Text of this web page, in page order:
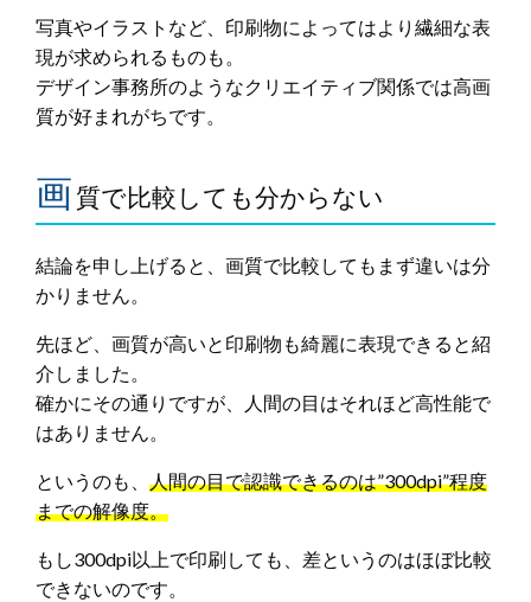
写真やイラストなど、印刷物によってはより繊細な表
現が求められるものも。
デザイン事務所のようなクリエイティブ関係では高画
質が好まれがちです。
画 質で比較しても分からない
結論を申し上げると、画質で比較してもまず違いは分
かりません。
先ほど、画質が高いと印刷物も綺麗に表現できると紹
介しました。
確かにその通りですが、人間の目はそれほど高性能で
はありません。
というのも、 人間の目で認識できるのは”300dpi”程度
までの解像度。
もし300dpi以上で印刷しても、差というのはほぼ比較
できないのです。